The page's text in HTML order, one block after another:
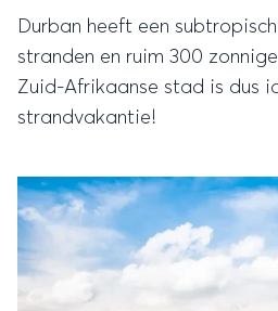
Durban heeft een
stranden en ruim 300
Zuid-Afrikaanse stad is dus
strandvakantie!